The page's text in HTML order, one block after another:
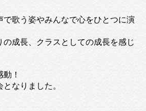
で歌う姿やみんなで心をひとつに演
の成長、クラスとしての成長を感じ
！
なりました。